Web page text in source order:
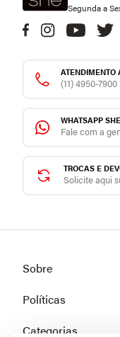
Segunda a
ATENDIMENTO
(11) 4950-7900
WHATSAPP
Fale com a
TROCAS E
Solicite aqui
Sobre
Sobre a She
Fale conosco
Políticas
Trocas e Devoluções
Categorias